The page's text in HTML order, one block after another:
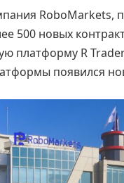
500 новых
платформу R
появился